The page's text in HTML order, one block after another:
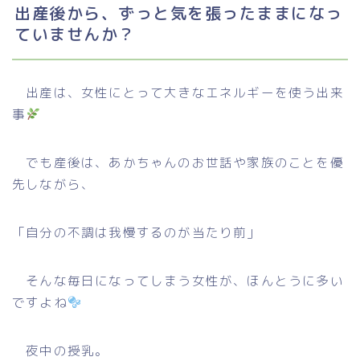
出産後から、ずっと気を張ったままになっ
ていませんか？
出産は、女性にとって大きなエネルギーを使う出来
事
でも産後は、あかちゃんのお世話や家族のことを優
先しながら、
「自分の不調は我慢するのが当たり前」
そんな毎日になってしまう女性が、ほんとうに多い
ですよね
夜中の授乳。